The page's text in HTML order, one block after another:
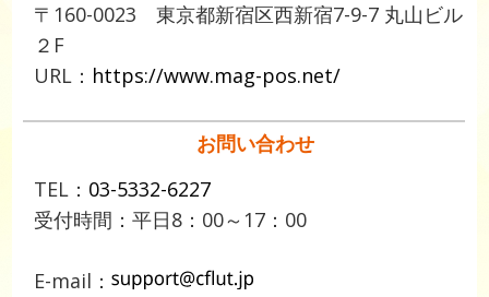
〒160-0023 東京都新宿区西新宿7-9-7 丸山ビル
２F
URL： https://www.mag-pos.net/
お問い合わせ
TEL： 03-5332-6227
受付時間：平日8：00～17：00
E-mail：